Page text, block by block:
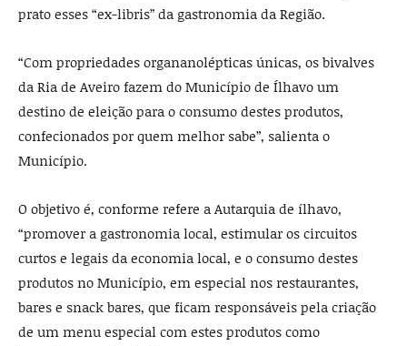
prato esses “ex-libris” da gastronomia da Região.
“Com propriedades organanolépticas únicas, os bivalves
da Ria de Aveiro fazem do Município de Ílhavo um
destino de eleição para o consumo destes produtos,
confecionados por quem melhor sabe”, salienta o
Município.
O objetivo é, conforme refere a Autarquia de ílhavo,
“promover a gastronomia local, estimular os circuitos
curtos e legais da economia local, e o consumo destes
produtos no Município, em especial nos restaurantes,
bares e snack bares, que ficam responsáveis pela criação
de um menu especial com estes produtos como